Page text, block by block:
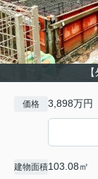
価格 3,898万円
建物面積103.08㎡